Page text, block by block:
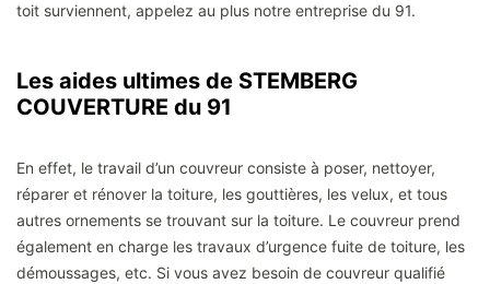
toit surviennent, appelez au plus notre entreprise du 91.
Les aides ultimes de STEMBERG
COUVERTURE du 91
En effet, le travail d’un couvreur consiste à poser, nettoyer,
réparer et rénover la toiture, les gouttières, les velux, et tous
autres ornements se trouvant sur la toiture. Le couvreur prend
également en charge les travaux d’urgence fuite de toiture, les
démoussages, etc. Si vous avez besoin de couvreur qualifié